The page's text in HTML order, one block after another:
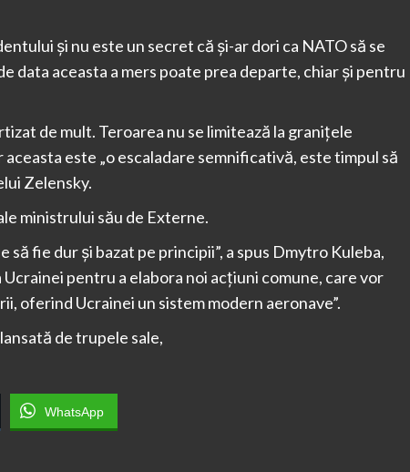
și nu este un secret că și-ar dori ca NATO să se
data aceasta a mers poate prea departe, chiar și pentru
de mult. Teroarea nu se limitează la granițele
este „o escaladare semnificativă, este timpul să
Zelensky.
ministrului său de Externe.
fie dur și bazat pe principii”, a spus Dmytro Kuleba,
pentru a elabora noi acțiuni comune, care vor
oferind Ucrainei un sistem modern aeronave”.
de trupele sale,
WhatsApp